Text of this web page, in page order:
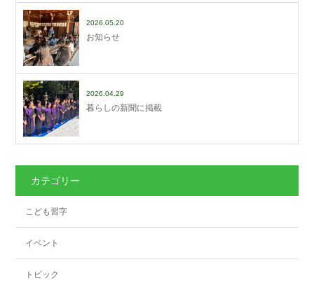
2026.05.20
お知らせ
2026.04.29
暮らしの新聞に掲載
カテゴリー
こども習字
イベント
トピック